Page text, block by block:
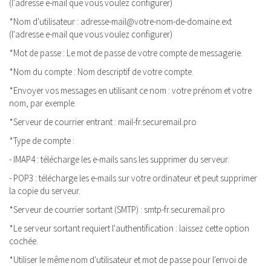
(l'adresse e-mail que vous voulez configurer)
*Nom d'utilisateur : adresse-mail@votre-nom-de-domaine.ext
(l'adresse e-mail que vous voulez configurer)
*Mot de passe : Le mot de passe de votre compte de messagerie.
*Nom du compte : Nom descriptif de votre compte.
*Envoyer vos messages en utilisant ce nom : votre prénom et votre
nom, par exemple.
*Serveur de courrier entrant : mail-fr.securemail.pro
*Type de compte :
- IMAP4 : télécharge les e-mails sans les supprimer du serveur.
- POP3 : télécharge les e-mails sur votre ordinateur et peut supprimer
la copie du serveur.
*Serveur de courrier sortant (SMTP) : smtp-fr.securemail.pro
*Le serveur sortant requiert l'authentification : laissez cette option
cochée.
*Utiliser le même nom d'utilisateur et mot de passe pour l'envoi de